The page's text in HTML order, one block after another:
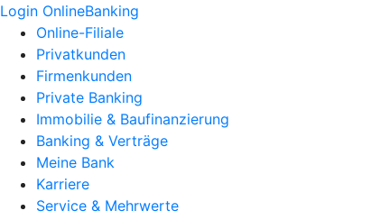
Login OnlineBanking
Online-Filiale
Privatkunden
Firmenkunden
Private Banking
Immobilie & Baufinanzierung
Banking & Verträge
Meine Bank
Karriere
Service & Mehrwerte